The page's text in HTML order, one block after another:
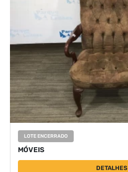
LOTE ENCERRADO
MÓVEIS
DETALHES